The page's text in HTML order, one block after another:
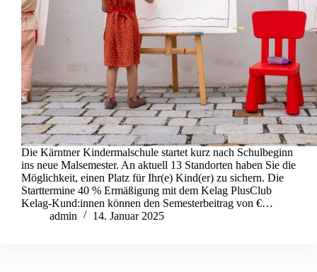
Die Kärntner Kindermalschule startet kurz nach Schulbeginn
ins neue Malsemester. An aktuell 13 Standorten haben Sie die
Möglichkeit, einen Platz für Ihr(e) Kind(er) zu sichern. Die
Starttermine 40 % Ermäßigung mit dem Kelag PlusClub
Kelag-Kund:innen können den Semesterbeitrag von €…
admin
14. Januar 2025